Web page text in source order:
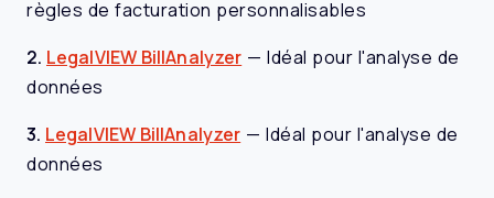
règles de facturation personnalisables
2. LegalVIEW BillAnalyzer — Idéal pour l'analyse de
données
3. LegalVIEW BillAnalyzer — Idéal pour l'analyse de
données